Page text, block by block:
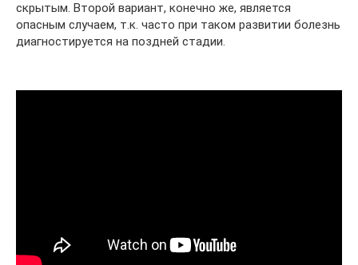
скрытым. Второй вариант, конечно же, является
опасным случаем, т.к. часто при таком развитии болезнь
диагностируется на поздней стадии.